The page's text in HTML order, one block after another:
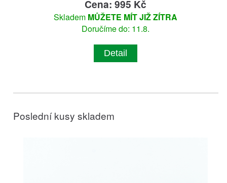
Cena: 995 Kč
Skladem MŮŽETE MÍT JIŽ ZÍTRA
Doručíme do: 11.8.
Detail
Poslední kusy skladem